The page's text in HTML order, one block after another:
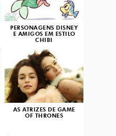
PERSONAGENS DISNEY
E AMIGOS EM ESTILO
CHIBI
AS ATRIZES DE GAME
OF THRONES